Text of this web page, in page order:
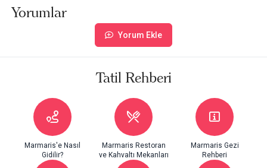
Yorumlar
Yorum Ekle
Tatil Rehberi
Marmaris'e Nasıl
Gidilir?
Marmaris Restoran
ve Kahvaltı Mekanları
Marmaris Gezi
Rehberi